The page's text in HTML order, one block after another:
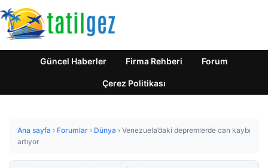
Güncel Haberler Firma Rehberi Forum
Çerez Politikası
Ana sayfa › Forumlar › Dünya › Venezuela’daki depremlerde can kaybı
artıyor